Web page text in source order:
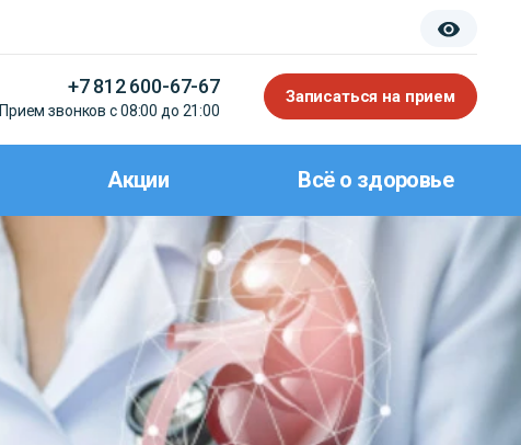
+7 812 600-67-67
Прием звонков с 08:00 до 21:00
Записаться на прием
Акции Всё о здоровье